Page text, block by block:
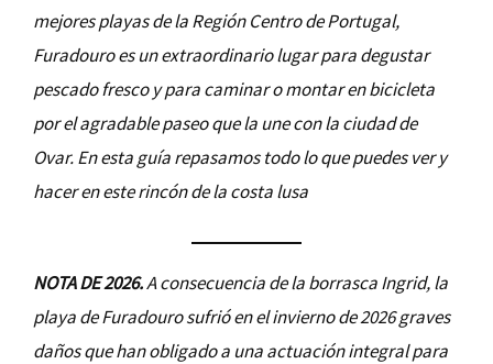
mejores playas de la Región Centro de Portugal,
Furadouro es un extraordinario lugar para degustar
pescado fresco y para caminar o montar en bicicleta
por el agradable paseo que la une con la ciudad de
Ovar. En esta guía repasamos todo lo que puedes ver y
hacer en este rincón de la costa lusa
NOTA DE 2026.A consecuencia de la borrasca Ingrid, la
playa de Furadouro sufrió en el invierno de 2026 graves
daños que han obligado a una actuación integral para